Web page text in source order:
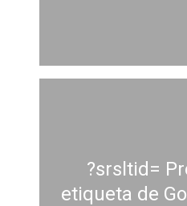
?srsltid=
etiqueta de